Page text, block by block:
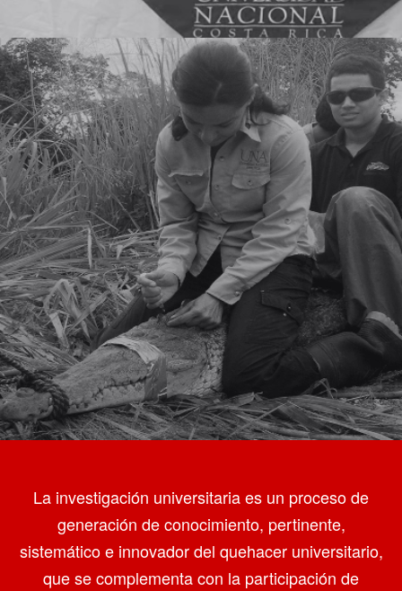
La investigación universitaria es un proceso de
generación de conocimiento, pertinente,
sistemático e innovador del quehacer universitario,
que se complementa con la participación de